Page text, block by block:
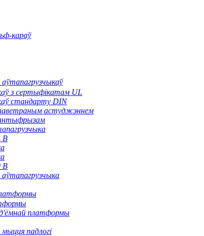
караў
з сертыфікатам UL
стандарту DIN
астуджэннем
антыфрызам
В
В
платформы
падлогі